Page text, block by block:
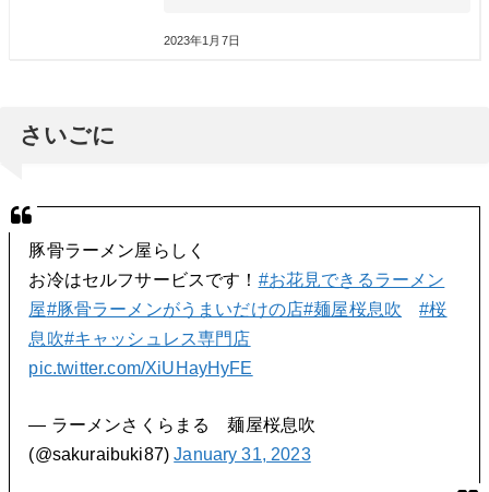
2023年1月7日
さいごに
豚骨ラーメン屋らしく
お冷はセルフサービスです！ #お花見できるラーメン
屋#豚骨ラーメンがうまいだけの店#麺屋桜息吹
#桜
息吹#キャッシュレス専門店
pic.twitter.com/XiUHayHyFE
— ラーメンさくらまる 麺屋桜息吹
(@sakuraibuki87)January 31, 2023